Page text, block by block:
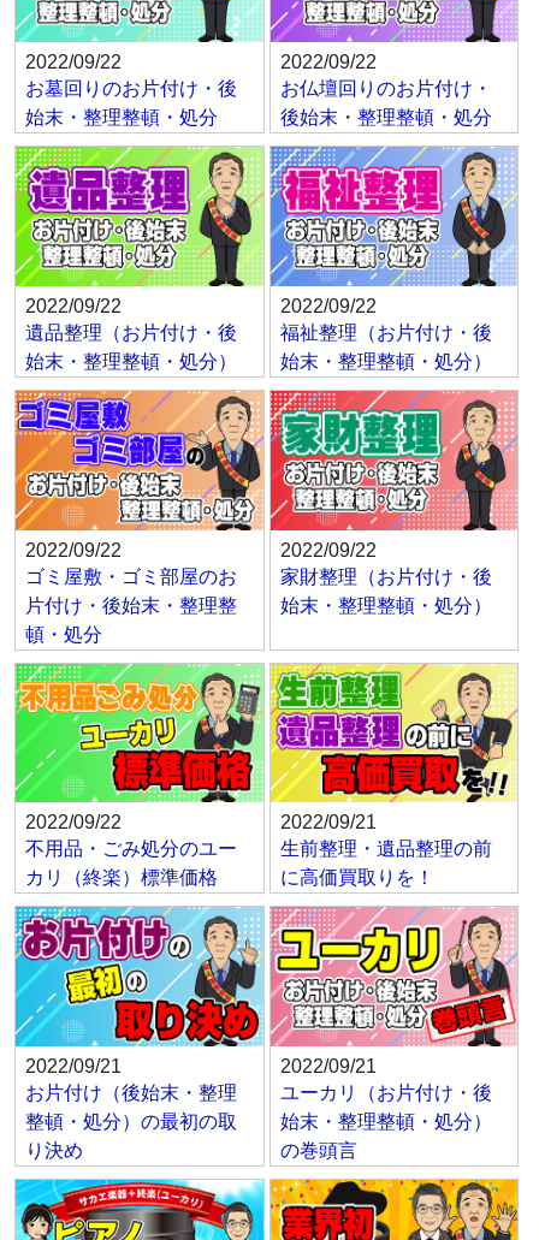
2022/09/22
お墓回りのお片付け・後
始末・整理整頓・処分
2022/09/22
お仏壇回りのお片付け・
後始末・整理整頓・処分
2022/09/22
遺品整理（お片付け・後
始末・整理整頓・処分）
2022/09/22
福祉整理（お片付け・後
始末・整理整頓・処分）
2022/09/22
ゴミ屋敷・ゴミ部屋のお
片付け・後始末・整理整
頓・処分
2022/09/22
家財整理（お片付け・後
始末・整理整頓・処分）
2022/09/22
不用品・ごみ処分のユー
カリ（終楽）標準価格
2022/09/21
生前整理・遺品整理の前
に高価買取りを！
2022/09/21
お片付け（後始末・整理
整頓・処分）の最初の取
り決め
2022/09/21
ユーカリ（お片付け・後
始末・整理整頓・処分）
の巻頭言